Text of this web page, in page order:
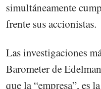
simultáneamente
frente sus accionistas.
Las investigaciones
Barometer de
que la “empresa”, es